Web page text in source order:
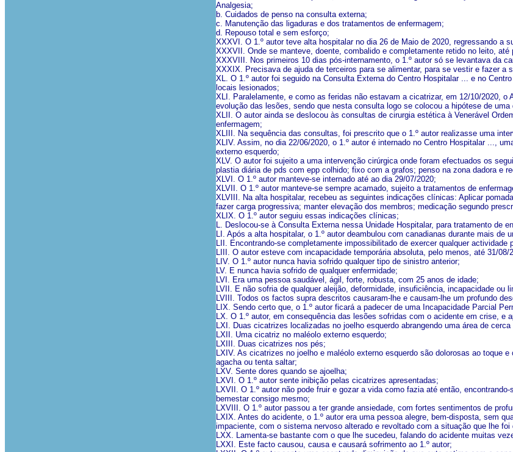
Analgesia;
b. Cuidados de penso na consulta externa;
c. Manutenção das ligaduras e dos tratamentos de enfermagem;
d. Repouso total e sem esforço;
XXXVI. O 1.º autor teve alta hospitalar no dia 26 de Maio de 2020, regressando a
XXXVII. Onde se manteve, doente, combalido e completamente retido no leito,
XXXVIII. Nos primeiros 10 dias pós-internamento, o 1.º autor só se levantava da
XXXIX. Precisava de ajuda de terceiros para se alimentar, para se vestir e fazer a
XL. O 1.º autor foi seguido na Consulta Externa do Centro Hospitalar ... e no
locais lesionados;
XLI. Paralelamente, e como as feridas não estavam a cicatrizar, em 12/10/2020,
evolução das lesões, sendo que nesta consulta logo se colocou a hipótese de uma
XLII. O autor ainda se deslocou às consultas de cirurgia estética à Venerável
enfermagem;
XLIII. Na sequência das consultas, foi prescrito que o 1.º autor realizasse uma
XLIV. Assim, no dia 22/06/2020, o 1.º autor é internado no Centro Hospitalar ...,
externo esquerdo;
XLV. O autor foi sujeito a uma intervenção cirúrgica onde foram efectuados os
plastia diária de pds com epp colhido; fixo com a grafos; penso na zona dadora e
XLVI. O 1.º autor manteve-se internado até ao dia 29/07/2020;
XLVII. O 1.º autor manteve-se sempre acamado, sujeito a tratamentos de
XLVIII. Na alta hospitalar, recebeu as seguintes indicações clínicas: Aplicar
fazer carga progressiva; manter elevação dos membros; medicação segundo
XLIX. O 1.º autor seguiu essas indicações clínicas;
L. Deslocou-se à Consulta Externa nessa Unidade Hospitalar, para tratamento de
LI. Após a alta hospitalar, o 1.º autor deambulou com canadianas durante mais de
LII. Encontrando-se completamente impossibilitado de exercer qualquer
LIII. O autor esteve com incapacidade temporária absoluta, pelo menos, até 31/08/
LIV. O 1.º autor nunca havia sofrido qualquer tipo de sinistro anterior;
LV. E nunca havia sofrido de qualquer enfermidade;
LVI. Era uma pessoa saudável, ágil, forte, robusta, com 25 anos de idade;
LVII. E não sofria de qualquer aleijão, deformidade, insuficiência, incapacidade ou
LVIII. Todos os factos supra descritos causaram-lhe e causam-lhe um profundo
LIX. Sendo certo que, o 1.º autor ficará a padecer de uma Incapacidade Parcial
LX. O 1.º autor, em consequência das lesões sofridas com o acidente em crise,
LXI. Duas cicatrizes localizadas no joelho esquerdo abrangendo uma área de cerca
LXII. Uma cicatriz no maléolo externo esquerdo;
LXIII. Duas cicatrizes nos pés;
LXIV. As cicatrizes no joelho e maléolo externo esquerdo são dolorosas ao toque
agacha ou tenta saltar;
LXV. Sente dores quando se ajoelha;
LXVI. O 1.º autor sente inibição pelas cicatrizes apresentadas;
LXVII. O 1.º autor não pode fruir e gozar a vida como fazia até então,
bemestar consigo mesmo;
LXVIII. O 1.º autor passou a ter grande ansiedade, com fortes sentimentos de
LXIX. Antes do acidente, o 1.º autor era uma pessoa alegre, bem-disposta, sem
impaciente, com o sistema nervoso alterado e revoltado com a situação que lhe
LXX. Lamenta-se bastante com o que lhe sucedeu, falando do acidente muitas
LXXI. Este facto causou, causa e causará sofrimento ao 1.º autor;